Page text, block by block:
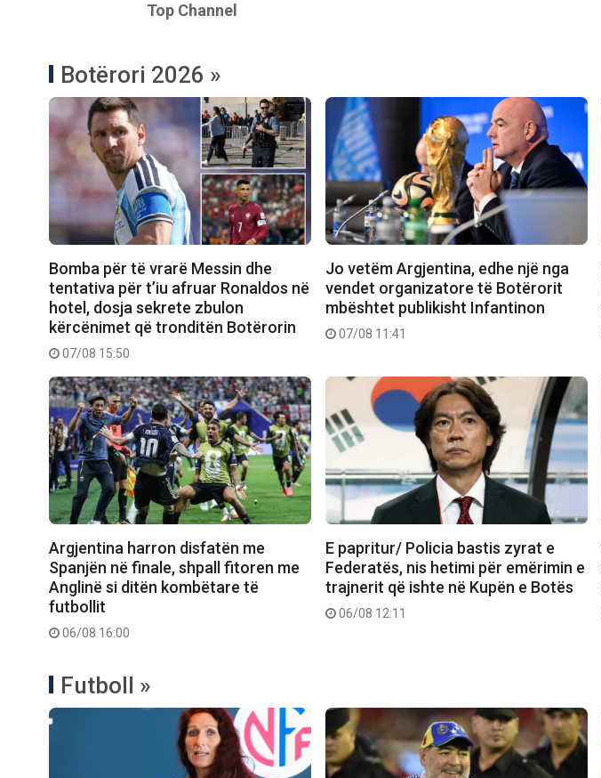
Top Channel
Botërori 2026 »
Bomba për të vrarë Messin dhe
tentativa për t’iu afruar Ronaldos në
hotel, dosja sekrete zbulon
kërcënimet që tronditën Botërorin
07/08 15:50
Jo vetëm Argjentina, edhe një nga
vendet organizatore të Botërorit
mbështet publikisht Infantinon
07/08 11:41
Argjentina harron disfatën me
Spanjën në finale, shpall fitoren me
Anglinë si ditën kombëtare të
futbollit
06/08 16:00
E papritur/ Policia bastis zyrat e
Federatës, nis hetimi për emërimin e
trajnerit që ishte në Kupën e Botës
06/08 12:11
Futboll »